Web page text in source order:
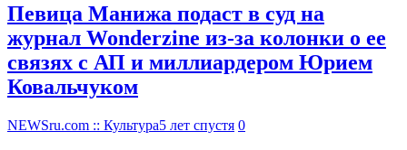
Певица Манижа подаст в суд на
журнал Wonderzine из-за колонки о ее
связях с АП и миллиардером Юрием
Ковальчуком
NEWSru.com :: Культура5 лет спустя 0